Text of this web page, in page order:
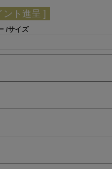
ント進呈 ]
サイズ